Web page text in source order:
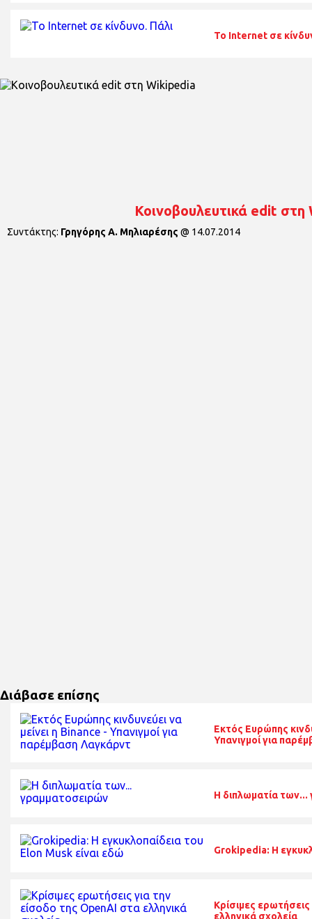
Το Internet σε
Κοινοβουλευτικά edit στη
Συντάκτης: Γρηγόρης Α. Μηλιαρέσης @ 14.07.2014
Διάβασε επίσης
Εκτός Ευρώπης
Υπανιγμοί για
Η διπλωματία
Grokipedia: Η
Κρίσιμες
ελληνικά σχολεία